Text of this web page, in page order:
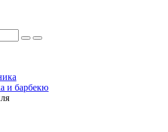
и барбекю